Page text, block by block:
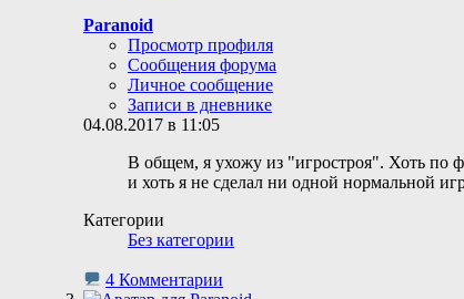
Paranoid
Просмотр профиля
Сообщения форума
Личное сообщение
Записи в дневнике
04.08.2017 в 11:05
В общем, я ухожу из "игростроя". Хоть по
и хоть я не сделал ни одной нормальной
Категории
Без категории
4 Комментарии